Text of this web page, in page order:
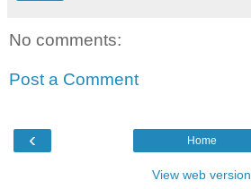
No comments:
Post a Comment
‹ Home
View web version